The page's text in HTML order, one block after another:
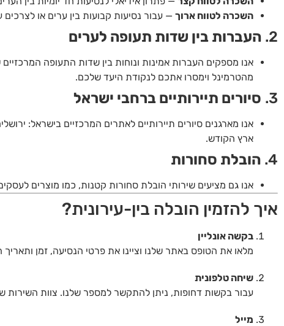
השכרה לטווח ארוך — עבור נסיעות קבועות בין ערים או
2. העברות בין שדות תעופה לערים
אנו מספקים העברות אמינות ונוחות בין שדות התעופה
מהטרמינל וימסרו אתכם לנקודת היעד שלכם.
3. סיורים תיירותיים ברחבי ישראל
אנו מארגנים סיורים תיירותיים לאתרים המרכזיים בישראל:
ארץ הקודש.
4. הובלת סחורות
אנו גם מציעים שירותי הובלת סחורות קטנות, כמו מוצרים
איך להזמין הובלה בין-עירונית?
בקשה אונליין
מלאו את הטופס באתר שלנו וציינו את פרטי הנסיעה, זמן
שיחה טלפונית
עבור בקשות דחופות, ניתן להתקשר למספר שלנו. צוות השירות
מייל